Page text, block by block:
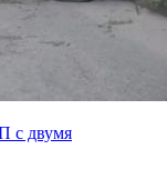
с двумя